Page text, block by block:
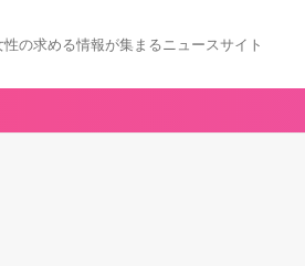
の求める情報が集まるニュースサイト